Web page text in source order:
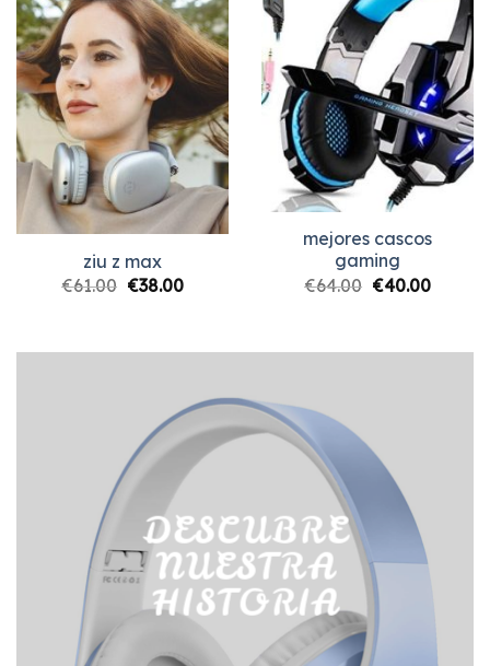
mejores cascos
gaming
€64.00 €40.00
ziu z max
€61.00 €38.00
DESCUBRE
NUESTRA
HISTORIA